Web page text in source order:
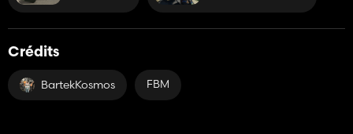
Crédits
BartekKosmos FBM